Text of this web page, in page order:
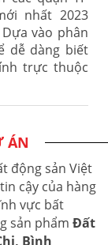
nhất 2023
vào phân
dễ dàng biết
trực thuộc
ÁN
động sản Việt
cậy của hàng
vực bất
sản phẩm Đất
Bình